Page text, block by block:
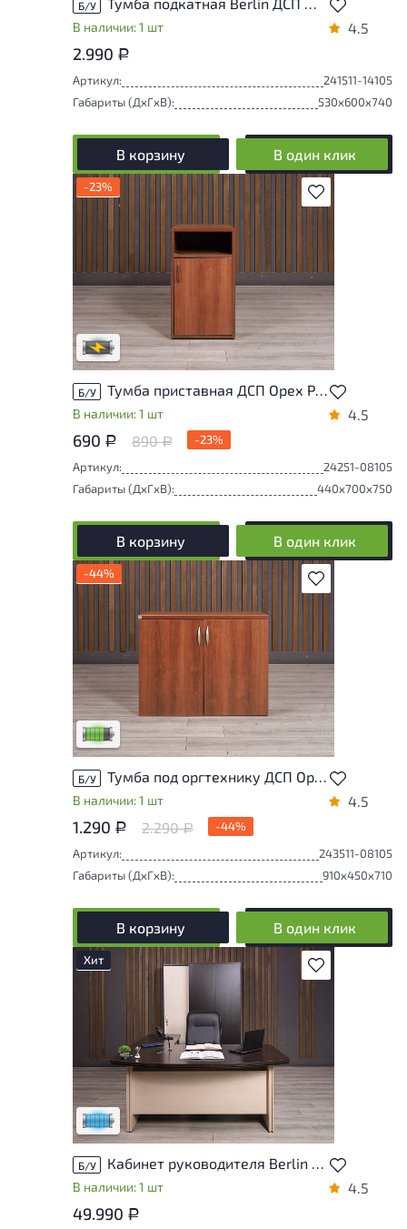
Б/У
В наличии: 1 шт 4.5
2.990 Р
Артикул:
241511-14105
Габариты (ДxГxВ):
530x600x740
В корзину В один клик
В избранное
-23%
Степень износа находится на стадии
проверки. Вы можете уточнить
дополнительную информацию у
сотрудников магазина
В обработке
Б/У Тумба приставная ДСП Орех Россия
В наличии: 1 шт 4.5
690 Р 890Р
-23%
Артикул:
24251-08105
Габариты (ДxГxВ):
440x700x750
В корзину В один клик
В избранное
-44%
У товара присутствуют незначительные
следы эксплуатации, не влияющие на
удобство его использования
Низкая степень износа
Б/У Тумба под оргтехнику ДСП Орех Россия
В наличии: 1 шт 4.5
1.290 Р 2.290Р
-44%
Артикул:
243511-08105
Габариты (ДxГxВ):
910x450x710
В корзину В один клик
В избранное
Хит
Состояние товара приближено к новому,
могут присутствовать незначительные
следы эксплуатации
Низкая степень износа
Б/У Кабинет руководителя Berlin ДСП Венге Россия
В наличии: 1 шт 4.5
49.990 Р